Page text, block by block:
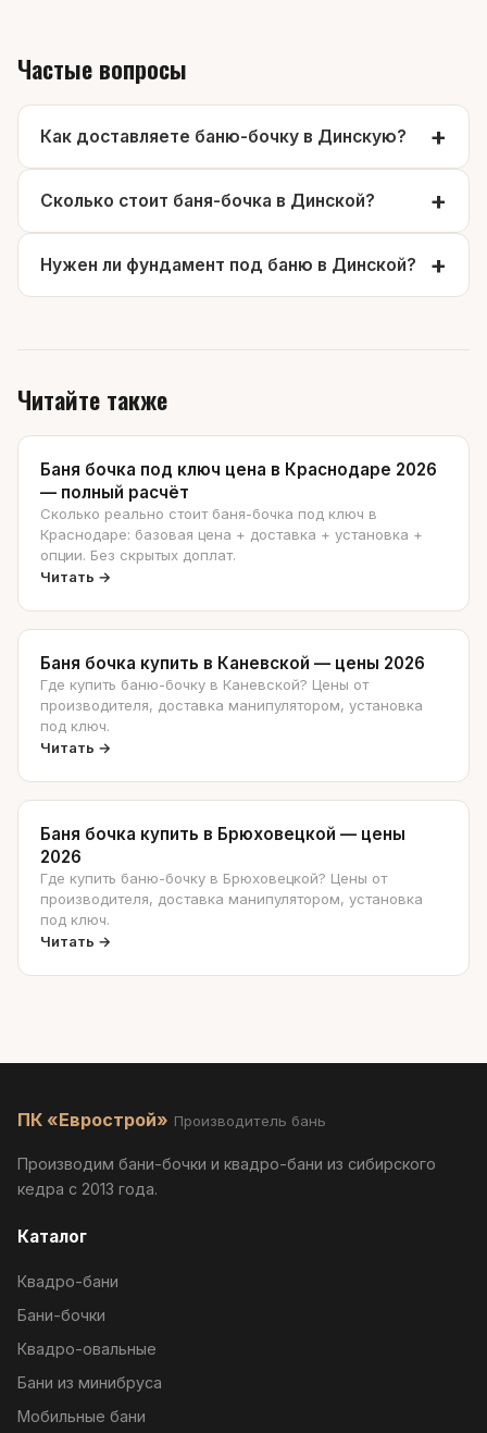
Частые вопросы
Как доставляете баню-бочку в Динскую?
Сколько стоит баня-бочка в Динской?
Нужен ли фундамент под баню в Динской?
Читайте также
Баня бочка под ключ цена в Краснодаре 2026
— полный расчёт
Сколько реально стоит баня-бочка под ключ в
Краснодаре: базовая цена + доставка + установка +
опции. Без скрытых доплат.
Читать →
Баня бочка купить в Каневской — цены 2026
Где купить баню-бочку в Каневской? Цены от
производителя, доставка манипулятором, установка
под ключ.
Читать →
Баня бочка купить в Брюховецкой — цены
2026
Где купить баню-бочку в Брюховецкой? Цены от
производителя, доставка манипулятором, установка
под ключ.
Читать →
ПК «Еврострой» Производитель бань
Производим бани-бочки и квадро-бани из сибирского
кедра с 2013 года.
Каталог
Квадро-бани
Бани-бочки
Квадро-овальные
Бани из минибруса
Мобильные бани